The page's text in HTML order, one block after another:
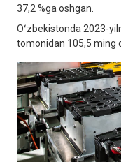
37,2 %ga oshgan.
Oʻzbekistonda 2023-
tomonidan 105,5 ming